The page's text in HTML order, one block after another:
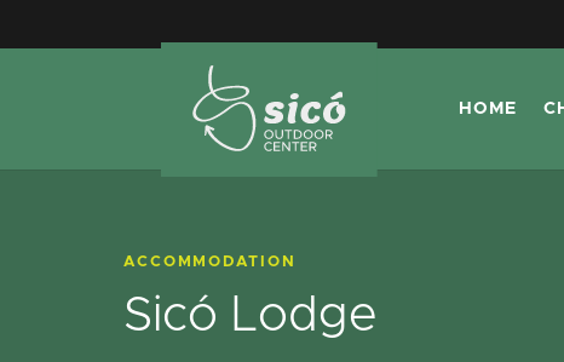
HOME
ACCOMMODATION
Sicó Lodge